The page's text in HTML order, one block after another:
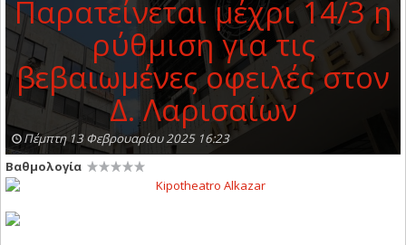
Παρατείνεται μέχρι 14/3 η
ρύθμιση για τις
βεβαιωμένες οφειλές στον
Δ. Λαρισαίων
Πέμπτη 13 Φεβρουαρίου 2025 16:23
Βαθμολογία